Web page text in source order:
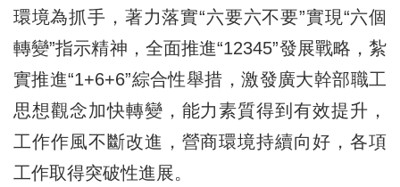
環境為抓手，著力落實“六要六不要”實現“六個
轉變”指示精神，全面推進“12345”發展戰略，紮
實推進“1+6+6”綜合性舉措，激發廣大幹部職工
思想觀念加快轉變，能力素質得到有效提升，
工作作風不斷改進，營商環境持續向好，各項
工作取得突破性進展。